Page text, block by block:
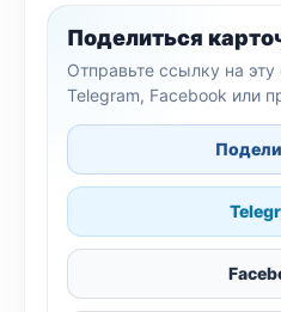
Поделиться
Отправьте ссылку на
Telegram, Facebook или